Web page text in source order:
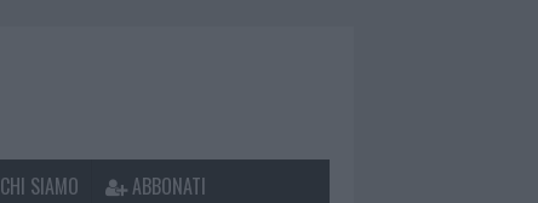
CHI SIAMO ABBONATI